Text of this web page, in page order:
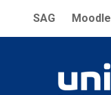
SAG Moodle